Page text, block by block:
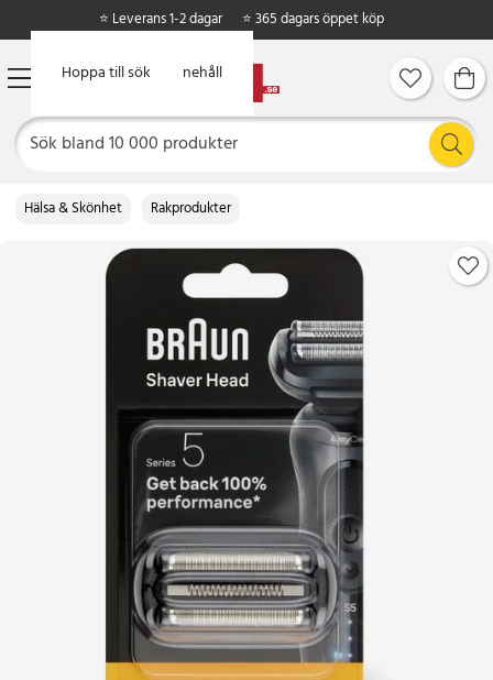
Hoppa till huvudinnehåll
Hoppa till sök
⭐ Leverans 1-2 dagar ⭐ 365 dagars öppet köp
Hälsa & Skönhet Rakprodukter